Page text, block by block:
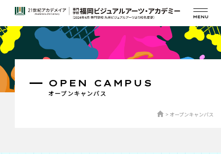
オープンキャンパス
OPEN CAMPUS
オープンキャンパス